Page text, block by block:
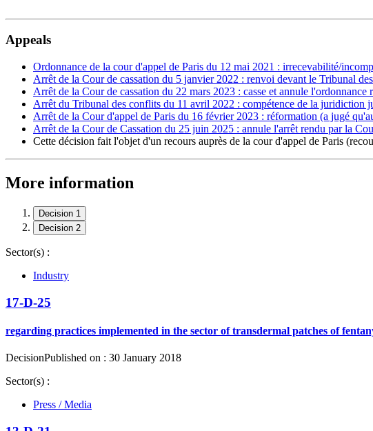
Appeals
Ordonnance de la cour d'appel de Paris du 12 mai 2021 : irrecevabilité/
Arrêt de la Cour de cassation du 5 janvier 2022 : renvoi devant le Tribunal
Arrêt de la Cour de cassation du 22 mars 2023 : casse et annule
Arrêt du Tribunal des conflits du 11 avril 2022 : compétence de la juridiction
Arrêt de la Cour d'appel de Paris du 16 février 2023 : réformation (a jugé
Arrêt de la Cour de Cassation du 25 juin 2025 : annule l'arrêt rendu par la
Cette décision fait l'objet d'un recours auprès de la cour d'appel de Paris
More information
Decision 1
Decision 2
Sector(s) :
Industry
17-D-25
regarding practices implemented in the sector of transdermal patches of
DecisionPublished on : 30 January 2018
Sector(s) :
Press / Media